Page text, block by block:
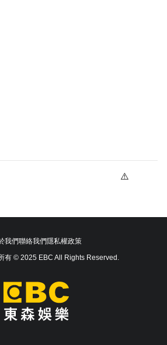
我們聯絡我們隱私權政策
有 © 2025 EBC All Rights Reserved.